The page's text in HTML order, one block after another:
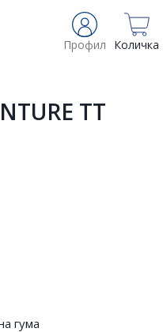
Профил Количка
TT
гума